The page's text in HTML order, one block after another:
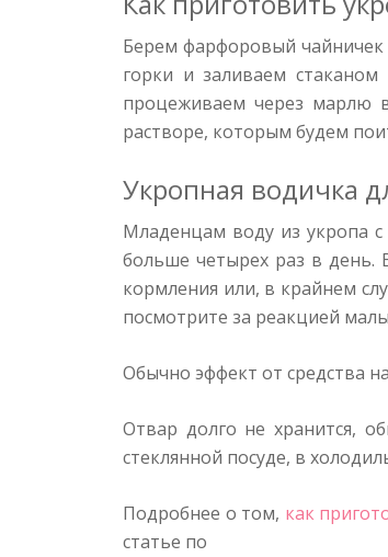
Берем фарфоровый
горки и заливаем стаканом
процеживаем через марлю
растворе, которым будем
Укропная водичка
Младенцам воду из укропа
больше четырех раз в день.
кормления или, в крайнем
посмотрите за реакцией
Обычно эффект от средства
Отвар долго не хранится,
стеклянной посуде, в
Подробнее о том, как
статье по